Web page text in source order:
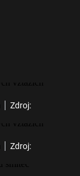
Zdroj:
Zdroj: